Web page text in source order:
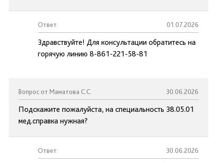
Ответ: 01.07.2026
Здравствуйте! Для консультации обратитесь на
горячую линию 8-861-221-58-81
Вопрос от Маматова С.С. 30.06.2026
Подскажите пожалуйста, на специальность 38.05.01
мед.справка нужная?
Ответ: 30.06.2026